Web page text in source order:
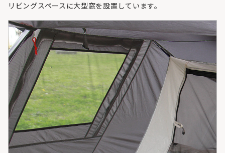
リビングスペースに大型窓を設置しています。